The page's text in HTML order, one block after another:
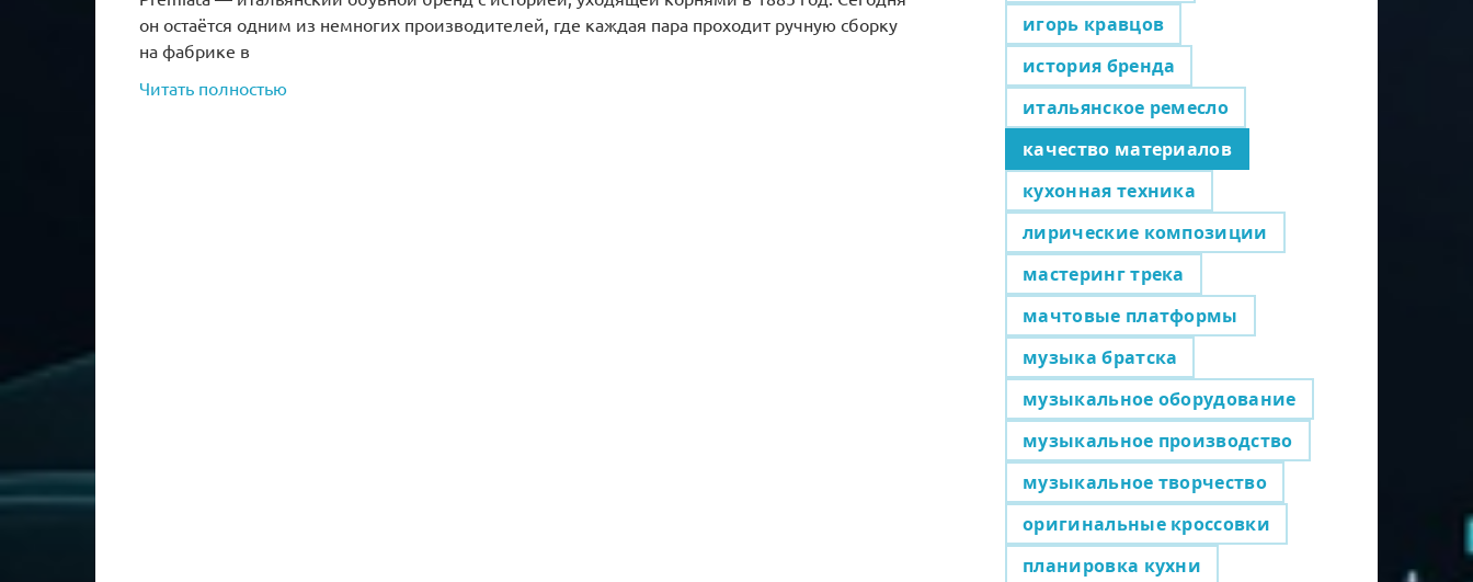
он остаётся одним из немногих производителей, где каждая пара проходит ручную сборку
на фабрике в
Читать полностью
игорь кравцов
история бренда
итальянское ремесло
качество материалов
кухонная техника
лирические композиции
мастеринг трека
мачтовые платформы
музыка братска
музыкальное оборудование
музыкальное производство
музыкальное творчество
оригинальные кроссовки
планировка кухни